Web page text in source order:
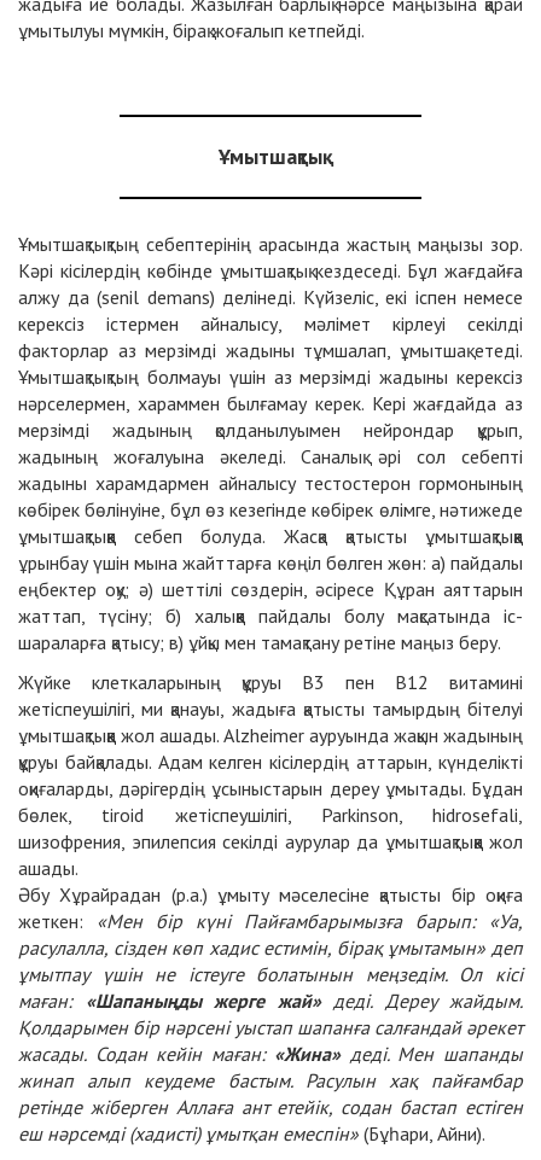
ұмытылуы мүмкін, бірақ жоғалып кетпейді.
Ұмытшақтық
Ұмытшақтықтың себептерінің арасында жастың маңызы зор.
Кәрі кісілердің көбінде ұмытшақтық кездеседі. Бұл жағдайға
алжу да (senil demans) делінеді. Күйзеліс, екі іспен немесе
керексіз істермен айналысу, мәлімет кірлеуі секілді
факторлар аз мерзімді жадыны тұмшалап, ұмытшақ етеді.
Ұмытшақтықтың болмауы үшін аз мерзімді жадыны керексіз
нәрселермен, хараммен былғамау керек. Кері жағдайда аз
мерзімді жадының қолданылуымен нейрондар құрып,
жадының жоғалуына әкеледі. Саналық әрі сол себепті
жадыны харамдармен айналысу тестостерон гормонының
көбірек бөлінуіне, бұл өз кезегінде көбірек өлімге, нәтижеде
ұмытшақтыққа себеп болуда. Жасқа қатысты ұмытшақтыққа
ұрынбау үшін мына жайттарға көңіл бөлген жөн: a) пайдалы
еңбектер оқу; ә) шеттілі сөздерін, әсіресе Құран аяттарын
жаттап, түсіну; б) халыққа пайдалы болу мақсатында іс-
шараларға қатысу; в) ұйқы мен тамақтану ретіне маңыз беру.
Жүйке клеткаларының құруы B3 пен B12 витамині
жетіспеушілігі, ми қанауы, жадыға қатысты тамырдың бітелуі
ұмытшақтыққа жол ашады. Alzheimer ауруында жақын жадының
құруы байқалады. Адам келген кісілердің аттарын, күнделікті
оқиғаларды, дәрігердің ұсыныстарын дереу ұмытады. Бұдан
бөлек, tiroid жетіспеушілігі, Parkinson, hidrosefali,
шизофрения, эпилепсия секілді аурулар да ұмытшақтыққа жол
ашады.
Әбу Хұрайрадан (р.а.) ұмыту мәселесіне қатысты бір оқиға
жеткен: «Мен бір күні Пайғамбарымызға барып: «Уа,
расулалла, сізден көп хадис естимін, бірақ ұмытамын» деп
ұмытпау үшін не істеуге болатынын меңзедім. Ол кісі
маған: «Шапаныңды жерге жай»деді. Дереу жайдым.
Қолдарымен бір нәрсені уыстап шапанға салғандай әрекет
жасады. Содан кейін маған: «Жина»деді. Мен шапанды
жинап алып кеудеме бастым. Расулын хақ пайғамбар
ретінде жіберген Аллаға ант етейік, содан бастап естіген
еш нәрсемді (хадисті) ұмытқан емеспін» (Бұһари, Айни).